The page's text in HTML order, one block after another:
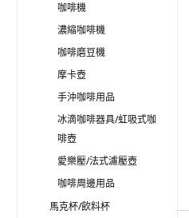
咖啡機
濃縮咖啡機
咖啡磨豆機
摩卡壺
手沖咖啡用品
冰滴咖啡器具/虹吸式咖
啡壺
愛樂壓/法式濾壓壺
咖啡周邊用品
馬克杯/飲料杯